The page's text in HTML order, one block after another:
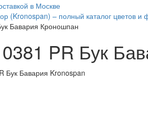
в Москве
(Kronospan) – полный каталог цветов и
Бавария Кроношпан
PR Бук